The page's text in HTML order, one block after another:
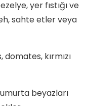
yer fıstığı ve
sahte etler veya
kırmızı
beyazları